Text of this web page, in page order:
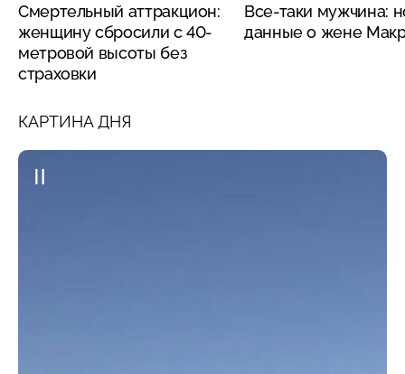
Смертельный аттракцион:
женщину сбросили с 40-
метровой высоты без
страховки
Все-таки мужчина:
данные о жене
КАРТИНА ДНЯ